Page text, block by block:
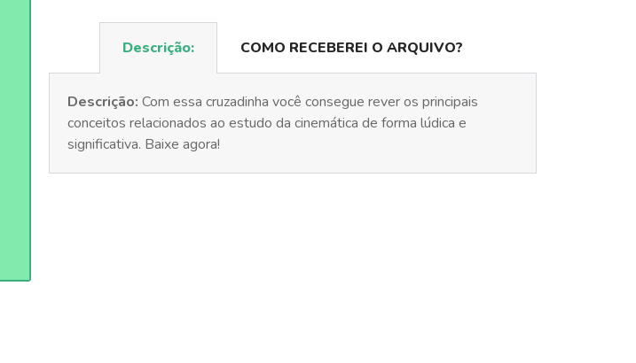
Descrição: COMO RECEBEREI O ARQUIVO?
Descrição: Com essa cruzadinha você consegue rever os principais
conceitos relacionados ao estudo da cinemática de forma lúdica e
significativa. Baixe agora!